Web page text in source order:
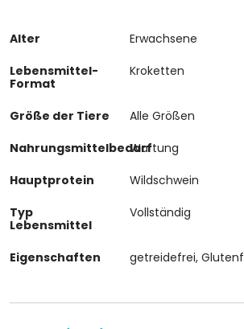
Alter
Erwachsene
Lebensmittel-
Format
Kroketten
Größe der Tiere
Alle Größen
NahrungsmittelbedarfWartung
Hauptprotein
Wildschwein
Typ
Lebensmittel
Vollständig
Eigenschaften getreidefrei,